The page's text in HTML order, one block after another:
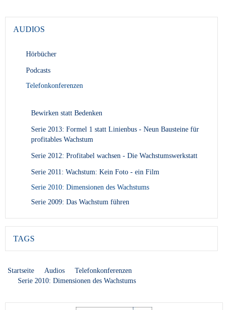
AUDIOS
Hörbücher
Podcasts
Telefonkonferenzen
Bewirken statt Bedenken
Serie 2013: Formel 1 statt Linienbus - Neun Bausteine für
profitables Wachstum
Serie 2012: Profitabel wachsen - Die Wachstumswerkstatt
Serie 2011: Wachstum: Kein Foto - ein Film
Serie 2010: Dimensionen des Wachstums
Serie 2009: Das Wachstum führen
TAGS
Startseite Audios
Telefonkonferenzen
Serie 2010: Dimensionen des Wachstums